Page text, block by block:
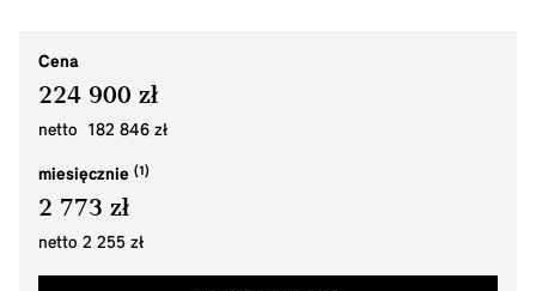
Cena
224 900 zł
netto 182 846 zł
miesięcznie
2 773 zł
netto 2 255 zł